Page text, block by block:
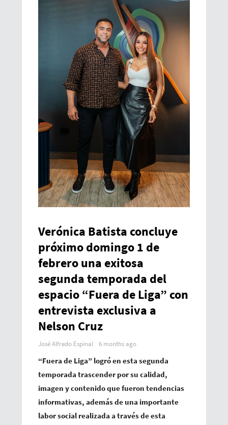
Verónica Batista concluye
próximo domingo 1 de
febrero una exitosa
segunda temporada del
espacio “Fuera de Liga” con
entrevista exclusiva a
Nelson Cruz
José Alfredo Espinal 6 months ago
“Fuera de Liga” logró en esta segunda
temporada trascender por su calidad,
imagen y contenido que fueron tendencias
informativas, además de una importante
labor social realizada a través de esta